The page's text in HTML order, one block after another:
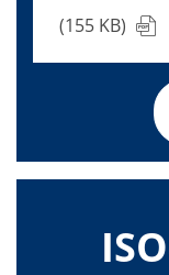
(155 KB)